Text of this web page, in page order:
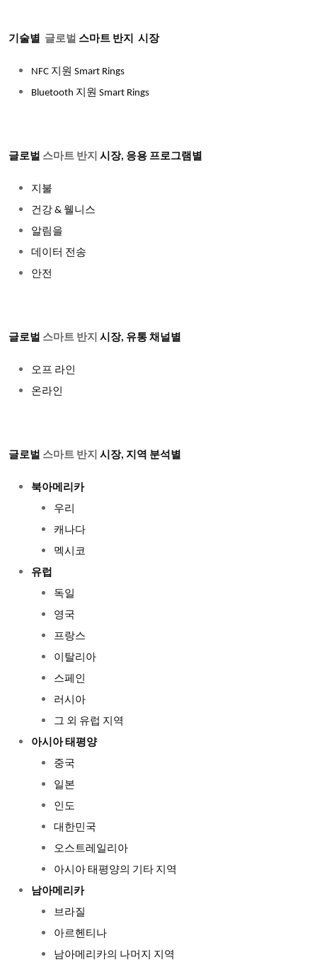
기술별 글로벌 스마트 반지 시장
NFC 지원 Smart Rings
Bluetooth 지원 Smart Rings
글로벌 스마트 반지 시장, 응용 프로그램별
지불
건강 & 웰니스
알림을
데이터 전송
안전
글로벌 스마트 반지 시장, 유통 채널별
오프 라인
온라인
글로벌 스마트 반지 시장, 지역 분석별
북아메리카
우리
캐나다
멕시코
유럽
독일
영국
프랑스
이탈리아
스페인
러시아
그 외 유럽 지역
아시아 태평양
중국
일본
인도
대한민국
오스트레일리아
아시아 태평양의 기타 지역
남아메리카
브라질
아르헨티나
남아메리카의 나머지 지역